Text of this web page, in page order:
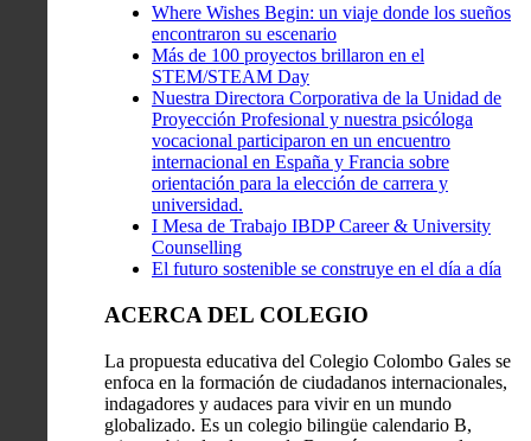
Where Wishes Begin: un viaje donde los sueños
encontraron su escenario
Más de 100 proyectos brillaron en el
STEM/STEAM Day
Nuestra Directora Corporativa de la Unidad de
Proyección Profesional y nuestra psicóloga
vocacional participaron en un encuentro
internacional en España y Francia sobre
orientación para la elección de carrera y
universidad.
I Mesa de Trabajo IBDP Career & University
Counselling
El futuro sostenible se construye en el día a día
ACERCA DEL COLEGIO
La propuesta educativa del Colegio Colombo Gales se
enfoca en la formación de ciudadanos internacionales,
indagadores y audaces para vivir en un mundo
globalizado. Es un colegio bilingüe calendario B,